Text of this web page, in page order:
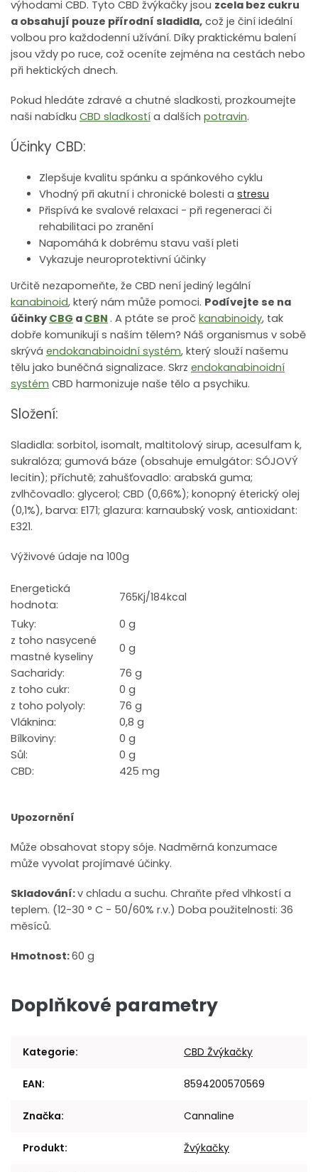
výhodami CBD. Tyto CBD žvýkačky jsou zcela bez cukru
a obsahují pouze přírodní sladidla, což je činí ideální
volbou pro každodenní užívání. Díky praktickému balení
jsou vždy po ruce, což oceníte zejména na cestách nebo
při hektických dnech.
Pokud hledáte zdravé a chutné sladkosti, prozkoumejte
naši nabídku CBD sladkostí a dalších potravin.
Účinky CBD:
Zlepšuje kvalitu spánku a spánkového cyklu
Vhodný při akutní i chronické bolesti a stresu
Přispívá ke svalové relaxaci - při regeneraci či
rehabilitaci po zranění
Napomáhá k dobrému stavu vaší pleti
Vykazuje neuroprotektivní účinky
Určitě nezapomeňte, že CBD není jediný legální
kanabinoid, který nám může pomoci. Podívejte se na
účinky CBG a CBN . A ptáte se proč kanabinoidy, tak
dobře komunikují s naším tělem? Náš organismus v sobě
skrývá endokanabinoidní systém, který slouží našemu
tělu jako buněčná signalizace. Skrz endokanabinoidní
systém CBD harmonizuje naše tělo a psychiku.
Složení:
Sladidla: sorbitol, isomalt, maltitolový sirup, acesulfam k,
sukralóza; gumová báze (obsahuje emulgátor: SÓJOVÝ
lecitin); příchutě; zahušťovadlo: arabská guma;
zvlhčovadlo: glycerol; CBD (0,66%); konopný éterický olej
(0,1%), barva: E171; glazura: karnaubský vosk, antioxidant:
E321.
Výživové údaje na 100g
Energetická
hodnota:
765Kj/184kcal
Tuky:
0 g
z toho nasycené
mastné kyseliny
0 g
Sacharidy:
76 g
z toho cukr:
0 g
z toho polyoly:
76 g
Vláknina:
0,8 g
Bílkoviny:
0 g
Sůl:
0 g
CBD:
425 mg
Upozornění
Může obsahovat stopy sóje. Nadměrná konzumace
může vyvolat projímavé účinky.
Skladování:v chladu a suchu. Chraňte před vlhkostí a
teplem. (12-30 ° C - 50/60% r.v.) Doba použitelnosti: 36
měsíců.
Hmotnost:60 g
Doplňkové parametry
Kategorie: CBD Žvýkačky
EAN: 8594200570569
Značka: Cannaline
Produkt: Žvýkačky